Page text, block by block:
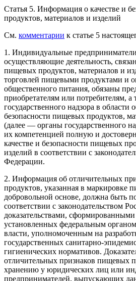
Статья 5. Информация о качестве и
продуктов, материалов и изделий
См. комментарии к статье 5
1. Индивидуальные
осуществляющие деятельность,
пищевых продуктов, материалов и
торговлей пищевыми продуктами и
общественного питания, обязаны
приобретателям или потребителям, а
государственного надзора в области
безопасности пищевых продуктов,
(далее — органы государственного
их компетенцией полную и
качестве и безопасности пищевых
изделий в соответствии с
Федерации.
2. Информация об отличительных
продуктов, указанная в маркировке
добровольной основе, должна быть
соответствии с законодательством
доказательствами,
установленных федеральным
власти, уполномоченным на
государственных санитарно-
гигиенических нормативов.
отличительных признаков пищевых
хранению у юридических лиц или
предпринимателей, выпускающих